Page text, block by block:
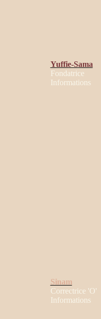
Yuffie-Sama
Fondatrice
Informations
Sinam
Correctrice 'O'
Informations